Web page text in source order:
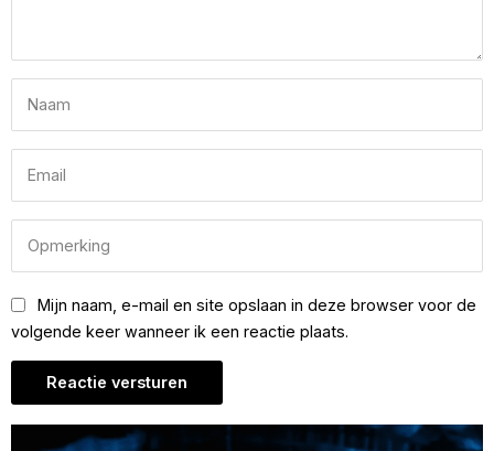
Mijn naam, e-mail en site opslaan in deze browser voor de
volgende keer wanneer ik een reactie plaats.